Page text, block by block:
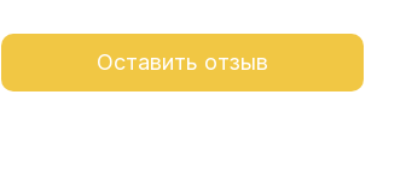
Оставить отзыв